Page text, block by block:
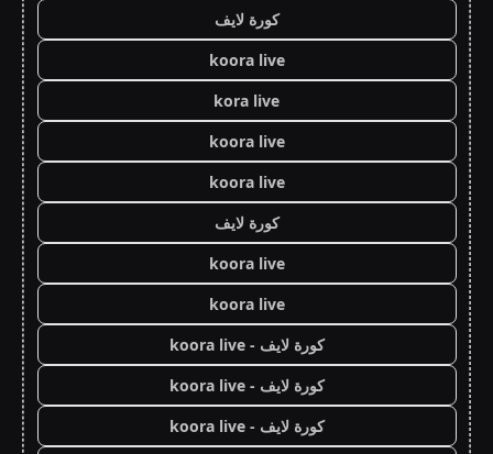
كورة لايف
koora live
kora live
koora live
koora live
كورة لايف
koora live
koora live
كورة لايف - koora live
كورة لايف - koora live
كورة لايف - koora live